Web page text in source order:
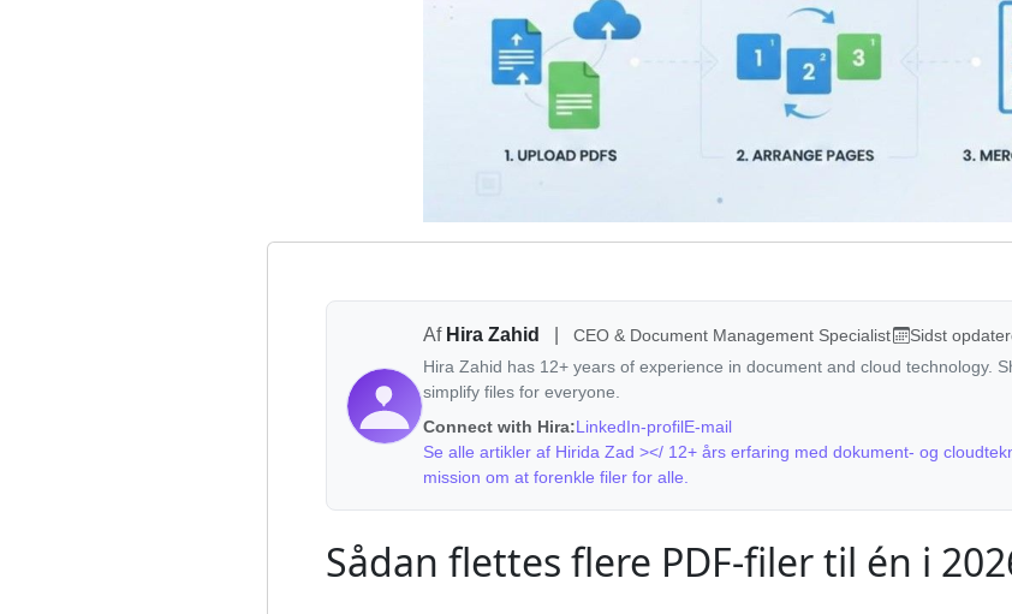
Af Hira Zahid CEO & Document Management Specialist Sidst
Hira Zahid has 12+ years of experience in document and cloud technology.
simplify files for everyone.
Connect with Hira:LinkedIn-profilE-mail
Se alle artikler af Hirida Zad ></ 12+ års erfaring med dokument- og
mission om at forenkle filer for alle.
Sådan flettes flere PDF-filer til én i